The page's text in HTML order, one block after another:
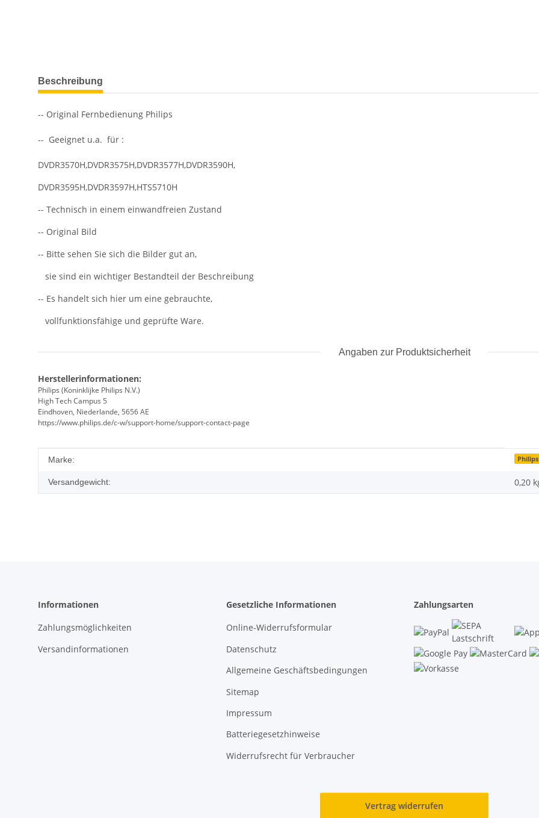
weitere Registerkarten anzeigen
Beschreibung
-- Original Fernbedienung Philips
-- Geeignet u.a. für :
DVDR3570H,DVDR3575H,DVDR3577H,DVDR3590H,
DVDR3595H,DVDR3597H,HTS5710H
-- Technisch in einem einwandfreien Zustand
-- Original Bild
-- Bitte sehen Sie sich die Bilder gut an,
sie sind ein wichtiger Bestandteil der Beschreibung
-- Es handelt sich hier um eine gebrauchte,
vollfunktionsfähige und geprüfte Ware.
Angaben zur Produktsicherheit
Herstellerinformationen:
Philips (Koninklijke Philips N.V.)
High Tech Campus 5
Eindhoven, Niederlande, 5656 AE
https://www.philips.de/c-w/support-home/support-contact-page
Produkteigenschaft
Wert
Marke: Philips
Versandgewicht: 0,20
Informationen
Zahlungsmöglichkeiten
Versandinformationen
Gesetzliche Informationen
Online-Widerrufsformular
Datenschutz
Allgemeine Geschäftsbedingungen
Sitemap
Impressum
Batteriegesetzhinweise
Widerrufsrecht für Verbraucher
Zahlungsarten
Vertrag widerrufen